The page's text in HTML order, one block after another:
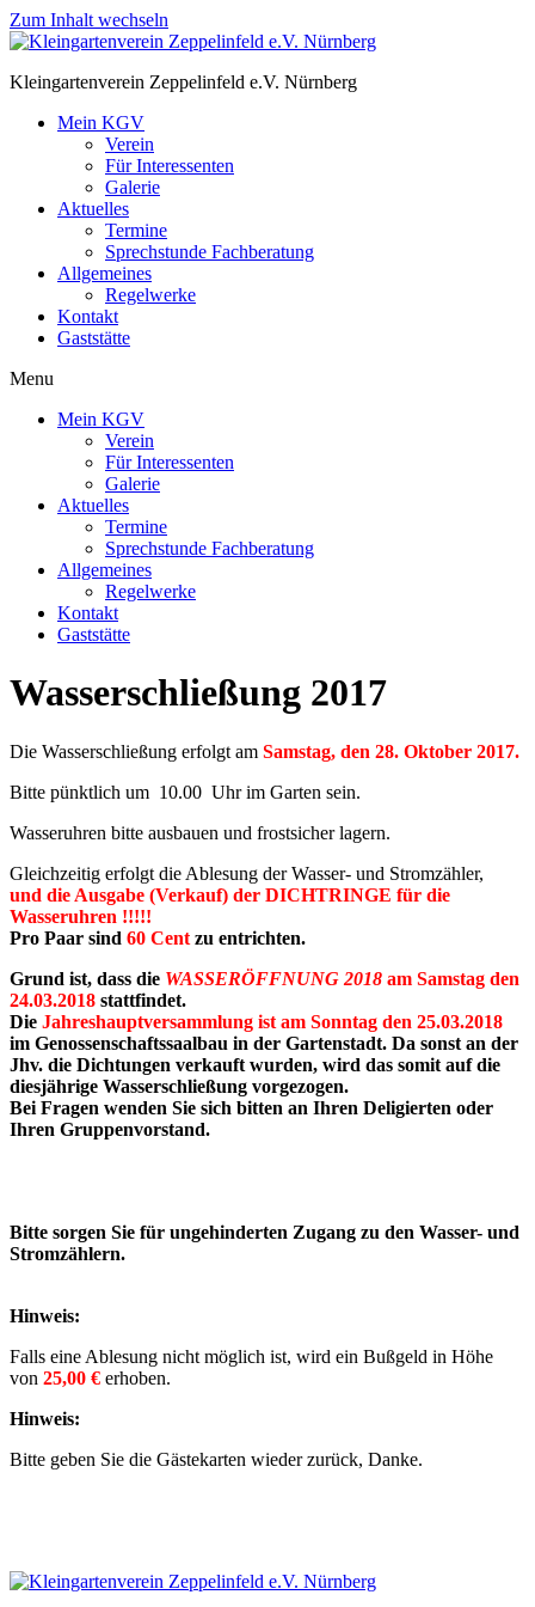
Zum Inhalt wechseln
Kleingartenverein Zeppelinfeld e.V. Nürnberg
Mein KGV
Verein
Für Interessenten
Galerie
Aktuelles
Termine
Sprechstunde Fachberatung
Allgemeines
Regelwerke
Kontakt
Gaststätte
Menu
Mein KGV
Verein
Für Interessenten
Galerie
Aktuelles
Termine
Sprechstunde Fachberatung
Allgemeines
Regelwerke
Kontakt
Gaststätte
Wasserschließung 2017
Die Wasserschließung erfolgt am Samstag, den 28. Oktober 2017.
Bitte pünktlich um 10.00 Uhr im Garten sein.
Wasseruhren bitte ausbauen und frostsicher lagern.
Gleichzeitig erfolgt die Ablesung der Wasser- und Stromzähler,
und die Ausgabe (Verkauf) der DICHTRINGE für die
Wasseruhren !!!!!
Pro Paar sind 60 Cent zu entrichten.
Grund ist, dass die WASSERÖFFNUNG 2018 am Samstag den
24.03.2018 stattfindet.
Die Jahreshauptversammlung ist am Sonntag den 25.03.2018
im Genossenschaftssaalbau in der Gartenstadt. Da sonst an der
Jhv. die Dichtungen verkauft wurden, wird das somit auf die
diesjährige Wasserschließung vorgezogen.
Bei Fragen wenden Sie sich bitten an Ihren Deligierten oder
Ihren Gruppenvorstand.
Bitte sorgen Sie für ungehinderten Zugang zu den Wasser- und
Stromzählern.
Hinweis:
Falls eine Ablesung nicht möglich ist, wird ein Bußgeld in Höhe
von 25,00 € erhoben.
Hinweis:
Bitte geben Sie die Gästekarten wieder zurück, Danke.